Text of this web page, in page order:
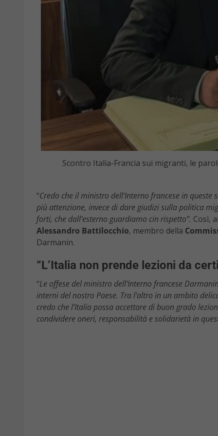
Scontro Italia-Francia sui migranti, le
“Credo che il ministro dell’Interno francese in
più attenzione, invece di dare giudizi sulla politica
forti, che dall’esterno guardiamo cin rispetto”. Così,
Alessandro Battilocchio, membro della
Darmanin.
“L’Italia non prende lezioni da
“Le offese del ministro dell’Interno francese
interni del nostro Paese. Tra l’altro in un ambito
credo che l’Italia possa accettare di buon grado
condividere oneri, responsabilità e solidarietà in